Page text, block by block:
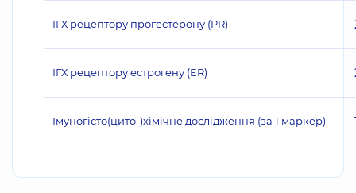
ІГХ рецептору прогестерону (PR)
ІГХ рецептору естрогену (ER)
Імуногісто(цито-)хімічне дослідження (за 1 маркер)